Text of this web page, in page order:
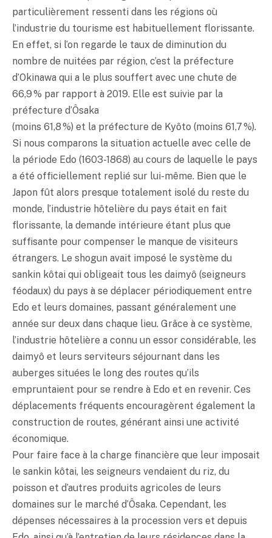
particulièrement ressenti dans les régions où
l’industrie du tourisme est habituellement florissante.
En effet, si l’on regarde le taux de diminution du
nombre de nuitées par région, c’est la préfecture
d’Okinawa qui a le plus souffert avec une chute de
66,9 % par rapport à 2019. Elle est suivie par la
préfecture d’Ôsaka
(moins 61,8 %) et la préfecture de Kyôto (moins 61,7 %).
Si nous comparons la situation actuelle avec celle de
la période Edo (1603-1868) au cours de laquelle le pays
a été officiellement replié sur lui-même. Bien que le
Japon fût alors presque totalement isolé du reste du
monde, l’industrie hôtelière du pays était en fait
florissante, la demande intérieure étant plus que
suffisante pour compenser le manque de visiteurs
étrangers. Le shogun avait imposé le système du
sankin kôtai qui obligeait tous les daimyô (seigneurs
féodaux) du pays à se déplacer périodiquement entre
Edo et leurs domaines, passant généralement une
année sur deux dans chaque lieu. Grâce à ce système,
l’industrie hôtelière a connu un essor considérable, les
daimyô et leurs serviteurs séjournant dans les
auberges situées le long des routes qu’ils
empruntaient pour se rendre à Edo et en revenir. Ces
déplacements fréquents encouragèrent également la
construction de routes, générant ainsi une activité
économique.
Pour faire face à la charge financière que leur imposait
le sankin kôtai, les seigneurs vendaient du riz, du
poisson et d’autres produits agricoles de leurs
domaines sur le marché d’Ôsaka. Cependant, les
dépenses nécessaires à la procession vers et depuis